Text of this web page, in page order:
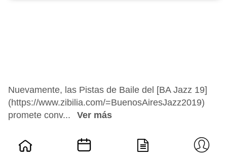
Nuevamente, las Pistas de Baile del [BA Jazz 19]
(https://www.zibilia.com/=BuenosAiresJazz2019)
promete conv...
Ver más